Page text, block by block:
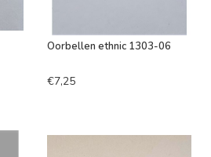
Oorbellen ethnic 1303-06
€7,25